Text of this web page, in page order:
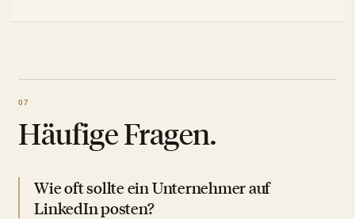
Häufige Fragen.
Wie oft sollte ein Unternehmer auf
LinkedIn posten?